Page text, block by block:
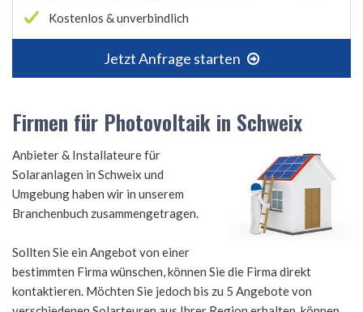
Kostenlos & unverbindlich
Jetzt Anfrage starten
Firmen für Photovoltaik in Schweix
Anbieter & Installateure für
Solaranlagen in Schweix und
Umgebung haben wir in unserem
Branchenbuch zusammengetragen.
Sollten Sie ein Angebot von einer
bestimmten Firma wünschen, können Sie die Firma direkt
kontaktieren. Möchten Sie jedoch bis zu 5 Angebote von